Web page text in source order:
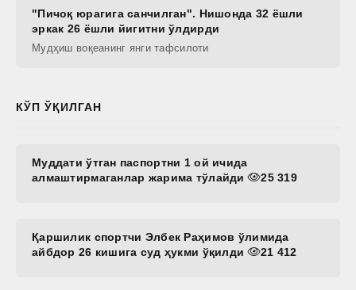
"Пичоқ юрагига санчилган". Нишонда 32 ёшли
эркак 26 ёшли йигитни ўлдирди
Мудҳиш воқеанинг янги тафсилоти
КЎП ЎҚИЛГАН
Муддати ўтган паспортни 1 ой ичида
алмаштирмаганлар жарима тўлайди
25 319
Қаршилик спортчи Элбек Раҳимов ўлимида
айбдор 26 кишига суд ҳукми ўқилди
21 412